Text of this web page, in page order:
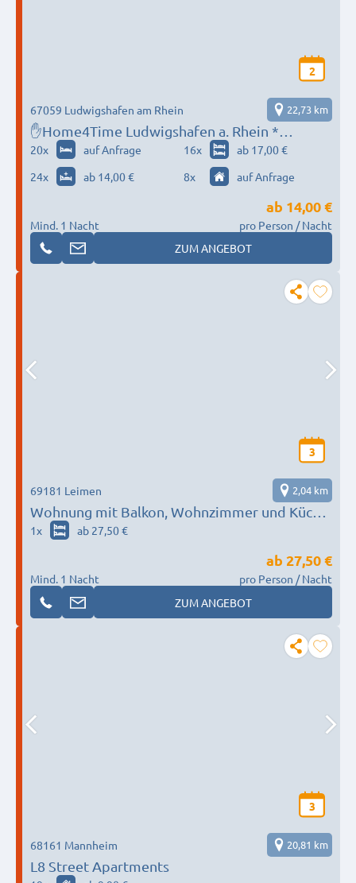
2
✋Home4Time Ludwigshafen a. Rhein *
Frankenthal * Schwetzingen * Lampertheim*
Sie suchen, wir finden ✋✋
67059 Ludwigshafen am Rhein 22,73 km
20x auf Anfrage 16x
ab 17,00 €
24x ab 14,00 € 8x auf Anfrage
Mind. 1 Nacht
ab 14,00 €
pro Person / Nacht
ZUM ANGEBOT
3
Wohnung mit Balkon, Wohnzimmer und Küche
in Leimen
69181 Leimen 2,04 km
1x ab 27,50 €
Mind. 1 Nacht
ab 27,50 €
pro Person / Nacht
ZUM ANGEBOT
3
L8 Street Apartments
68161 Mannheim 20,81 km